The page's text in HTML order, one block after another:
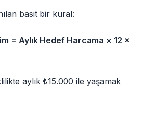
basit bir kural:
= Aylık Hedef Harcama × 12 ×
aylık ₺15.000 ile yaşamak